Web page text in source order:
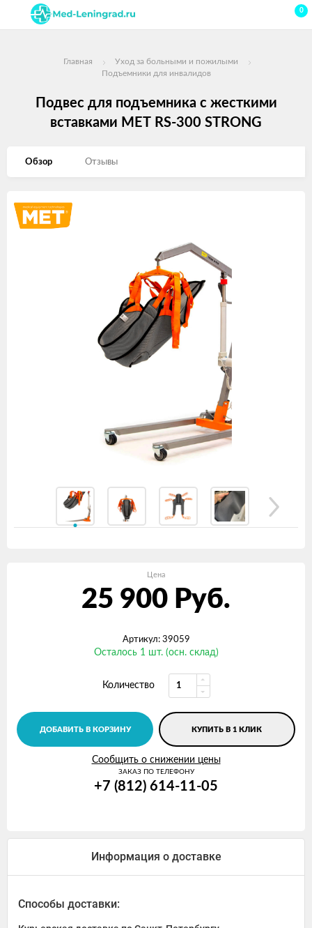
0
Главная
Уход за больными и пожилыми
Подъемники для инвалидов
Подвес для подъемника с жесткими
вставками МЕТ RS-300 STRONG
Обзор Отзывы
Изображения
Цена
25 900 Руб.
Артикул: 39059
Осталось 1 шт. (осн. склад)
Количество
ДОБАВИТЬ В КОРЗИНУ КУПИТЬ В 1 КЛИК
Сообщить о снижении цены
ЗАКАЗ ПО ТЕЛЕФОНУ
+7 (812) 614-11-05
Информация о доставке
Способы доставки: